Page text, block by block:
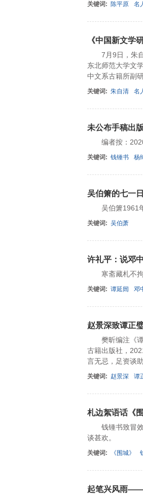
关键词: 陈平原 名
《中国新文学
7月9日，朱自
东北师范大学文
中文系古籍所副
关键词: 朱自清 名
未公布手稿出
编者按：2020
关键词: 钱锺书 杨
吴伯箫的七一
吴伯箫1961年
关键词: 吴伯萧
许礼平：说邓
寒斋藏札不拘
关键词: 谭延闿 邓
赵景深致谭正
樊昕编注《谭
古籍出版社，
言无忌，足资谈助
关键词: 赵景深 谭
札边絮语话《围
钱锺书致冒效
谈甚欢。
关键词: 《围城》
起笔兴风雨——